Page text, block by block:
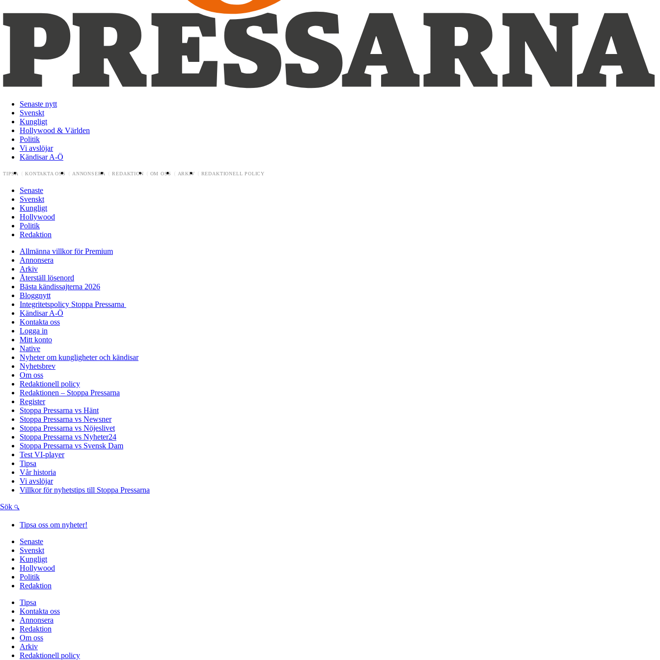
Senaste nytt
Svenskt
Kungligt
Hollywood & Världen
Politik
Vi avslöjar
Kändisar A-Ö
TIPSA KONTAKTA OSS ANNONSERA REDAKTION OM OSS ARKIV REDAKTIONELL POLICY
Senaste
Svenskt
Kungligt
Hollywood
Politik
Redaktion
Allmänna villkor för Premium
Annonsera
Arkiv
Återställ lösenord
Bästa kändissajterna 2026
Bloggnytt
Integritetspolicy Stoppa Pressarna
Kändisar A-Ö
Kontakta oss
Logga in
Mitt konto
Native
Nyheter om kungligheter och kändisar
Nyhetsbrev
Om oss
Redaktionell policy
Redaktionen – Stoppa Pressarna
Register
Stoppa Pressarna vs Hänt
Stoppa Pressarna vs Newsner
Stoppa Pressarna vs Nöjeslivet
Stoppa Pressarna vs Nyheter24
Stoppa Pressarna vs Svensk Dam
Test VI-player
Tipsa
Vår historia
Vi avslöjar
Villkor för nyhetstips till Stoppa Pressarna
Sök
Tipsa oss om nyheter!
Senaste
Svenskt
Kungligt
Hollywood
Politik
Redaktion
Tipsa
Kontakta oss
Annonsera
Redaktion
Om oss
Arkiv
Redaktionell policy